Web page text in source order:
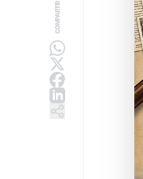
COMPARTIR